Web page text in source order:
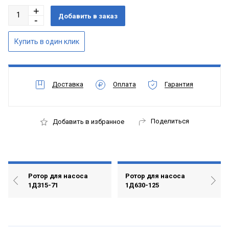
Доставка Оплата Гарантия
Добавить в избранное Поделиться
Ротор для насоса
1Д315-71
Ротор для насоса
1Д630-125